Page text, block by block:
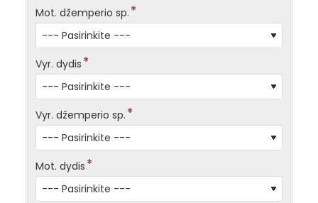
Mot. džemperio sp.
Vyr. dydis
Vyr. džemperio sp.
Mot. dydis